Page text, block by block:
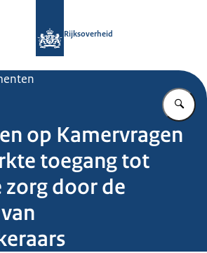
Rijksoverheid
op Kamervragen
toegang tot
door de